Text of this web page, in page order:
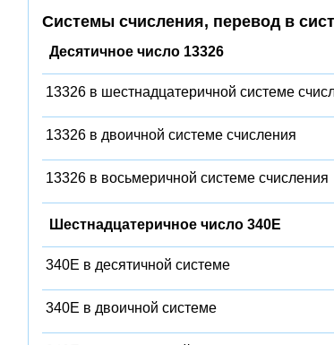
Системы счисления, перевод в
Десятичное число 13326
13326 в шестнадцатеричной системе
13326 в двоичной системе счисления
13326 в восьмеричной системе счисления
Шестнадцатеричное число 340E
340E в десятичной системе
340E в двоичной системе